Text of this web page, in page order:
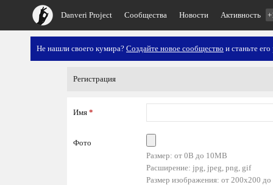
Danveri Project Сообщества Новости Активность
Не нашли своего кумира? Создайте новое сообщество и станьте
Регистрация
Имя *
Фото
Размер: от 0B до 10MB
Расширение: jpg, jpeg, png, gif
Размер изображения: от 200x200